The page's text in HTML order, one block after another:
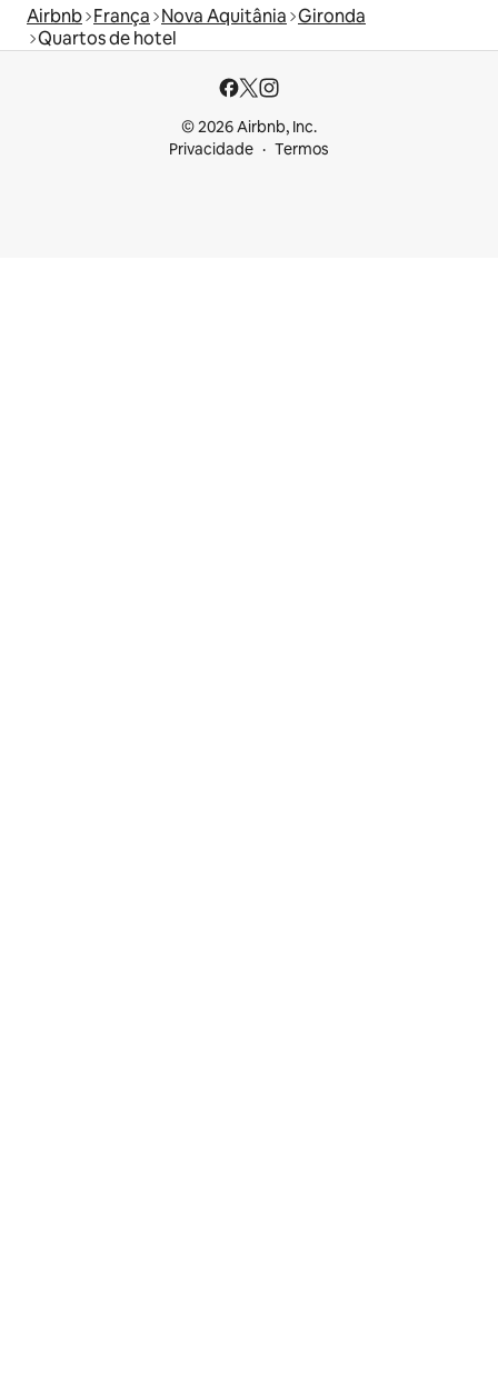
Airbnb França Nova Aquitânia Gironda
Quartos de hotel
© 2026 Airbnb, Inc.
Privacidade
Termos